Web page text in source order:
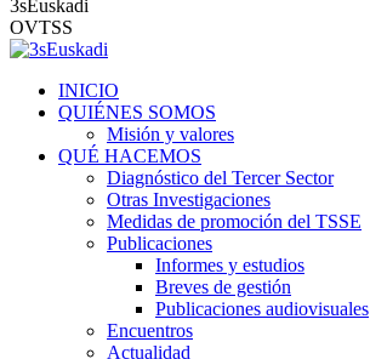
3sEuskadi
OVTSS
INICIO
QUIÉNES SOMOS
Misión y valores
QUÉ HACEMOS
Diagnóstico del Tercer Sector
Otras Investigaciones
Medidas de promoción del TSSE
Publicaciones
Informes y estudios
Breves de gestión
Publicaciones audiovisuales
Encuentros
Actualidad